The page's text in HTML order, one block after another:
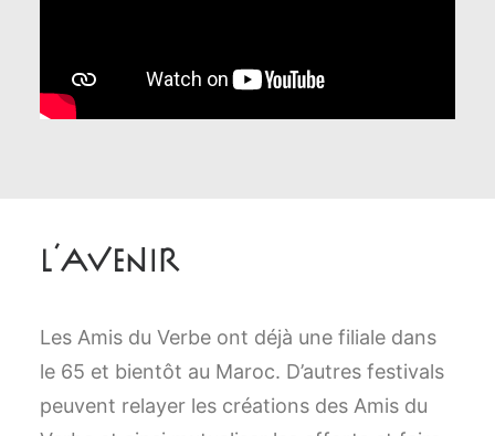
L’Avenir
Les Amis du Verbe ont déjà une filiale dans
le 65 et bientôt au Maroc. D’autres festivals
peuvent relayer les créations des Amis du